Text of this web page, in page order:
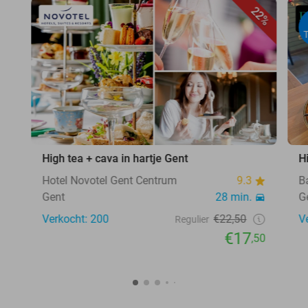
22%
High tea + cava in hartje Gent
Hotel Novotel Gent Centrum
9.3
Gent
28 min.
Verkocht: 200
Regulier €22,50
€17,50